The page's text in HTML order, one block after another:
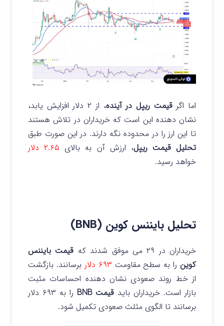
اما اگرقیمت ریپل در آینده
، از ۲ دلار افزایش یابد،
نشان دهنده این است که خریداران در تلاش هستند
تا این ارز را در محدوده نگه دارند. در این صورت طبق
تحلیل قیمت ریپل، ارزش آن به بالای ۲.۶۵ دلار
خواهد رسید.
تحلیل بایننس کوین (BNB)
خریداران در ۲۹ می موفق شدند که
قیمت بایننس
کوین را به سطح مقاومت ۶۹۳ دلار برسانند. بازگشت
از خط روند صعودی نشان دهنده احساسات مثبت
بازار است. خریداران باید قیمت BNB
را به ۶۹۳ دلار
برسانند تا الگوی مثلث صعودی تکمیل شود.